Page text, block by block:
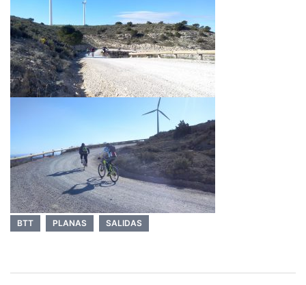
BTT PLANAS SALIDAS